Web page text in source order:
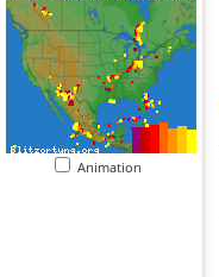
Animation